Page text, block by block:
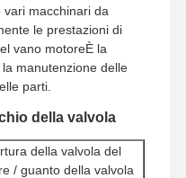
macchinari da
le prestazioni di
vano motoreÈ la
manutenzione delle
parti.
della valvola
della valvola del
/ guanto della valvola